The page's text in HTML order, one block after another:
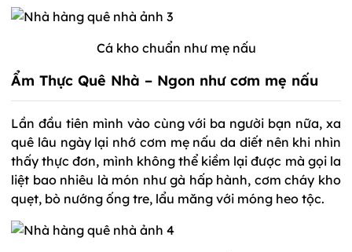
Cá kho chuẩn như mẹ nấu
Ẩm Thực Quê Nhà – Ngon như cơm mẹ nấu
Lần đầu tiên mình vào cùng với ba người bạn nữa, xa
quê lâu ngày lại nhớ cơm mẹ nấu da diết nên khi nhìn
thấy thực đơn, mình không thể kiềm lại được mà gọi la
liệt bao nhiêu là món như gà hấp hành, cơm cháy kho
quẹt, bò nướng ống tre, lẩu măng với móng heo tộc.